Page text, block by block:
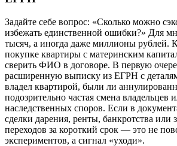
Задайте себе вопрос: «Сколько можно
избежать единственной ошибки?» Для
тысяч, а иногда даже миллионы рублей.
покупке квартиры с материнским
сверить ФИО в договоре. В первую
расширенную выписку из ЕГРН с
владел квартирой, были ли
подозрительно частая смена владельцев
наследственных споров. Если в
сделки дарения, ренты, банкротства или
переходов за короткий срок — это не
экспериментов, а сигнал «уходи».